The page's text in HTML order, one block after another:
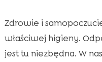
Zdrowie i
właściwej higieny.
jest tu niezbędna. W